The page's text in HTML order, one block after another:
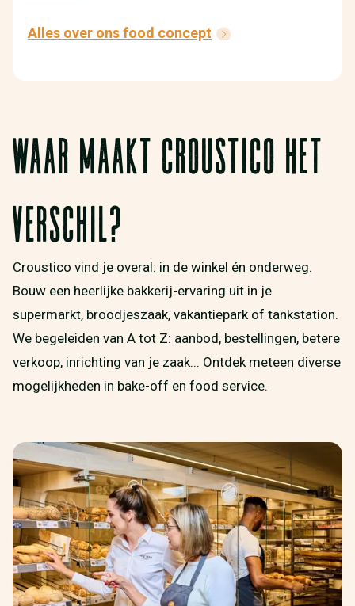
Alles over ons food concept
WAAR MAAKT CROUSTICO HET
VERSCHIL?
Croustico vind je overal: in de winkel én onderweg.
Bouw een heerlijke bakkerij-ervaring uit in je
supermarkt, broodjeszaak, vakantiepark of tankstation.
We begeleiden van A tot Z: aanbod, bestellingen, betere
verkoop, inrichting van je zaak... Ontdek meteen diverse
mogelijkheden in bake-off en food service.